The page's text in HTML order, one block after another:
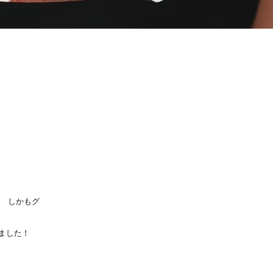
しかもグ
した！